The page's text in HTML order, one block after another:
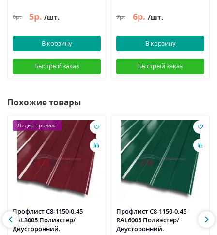
6р. 5р. /шт.
В корзину
Быстрый заказ
7р. 6р. /шт.
В корзину
Быстрый заказ
Похожие товары
Лидер продаж!
Профлист С8-1150-0.45
RAL3005 Полиэстер/
Двусторонний.
Профлист С8-1150-0.45
RAL6005 Полиэстер/
Двусторонний.